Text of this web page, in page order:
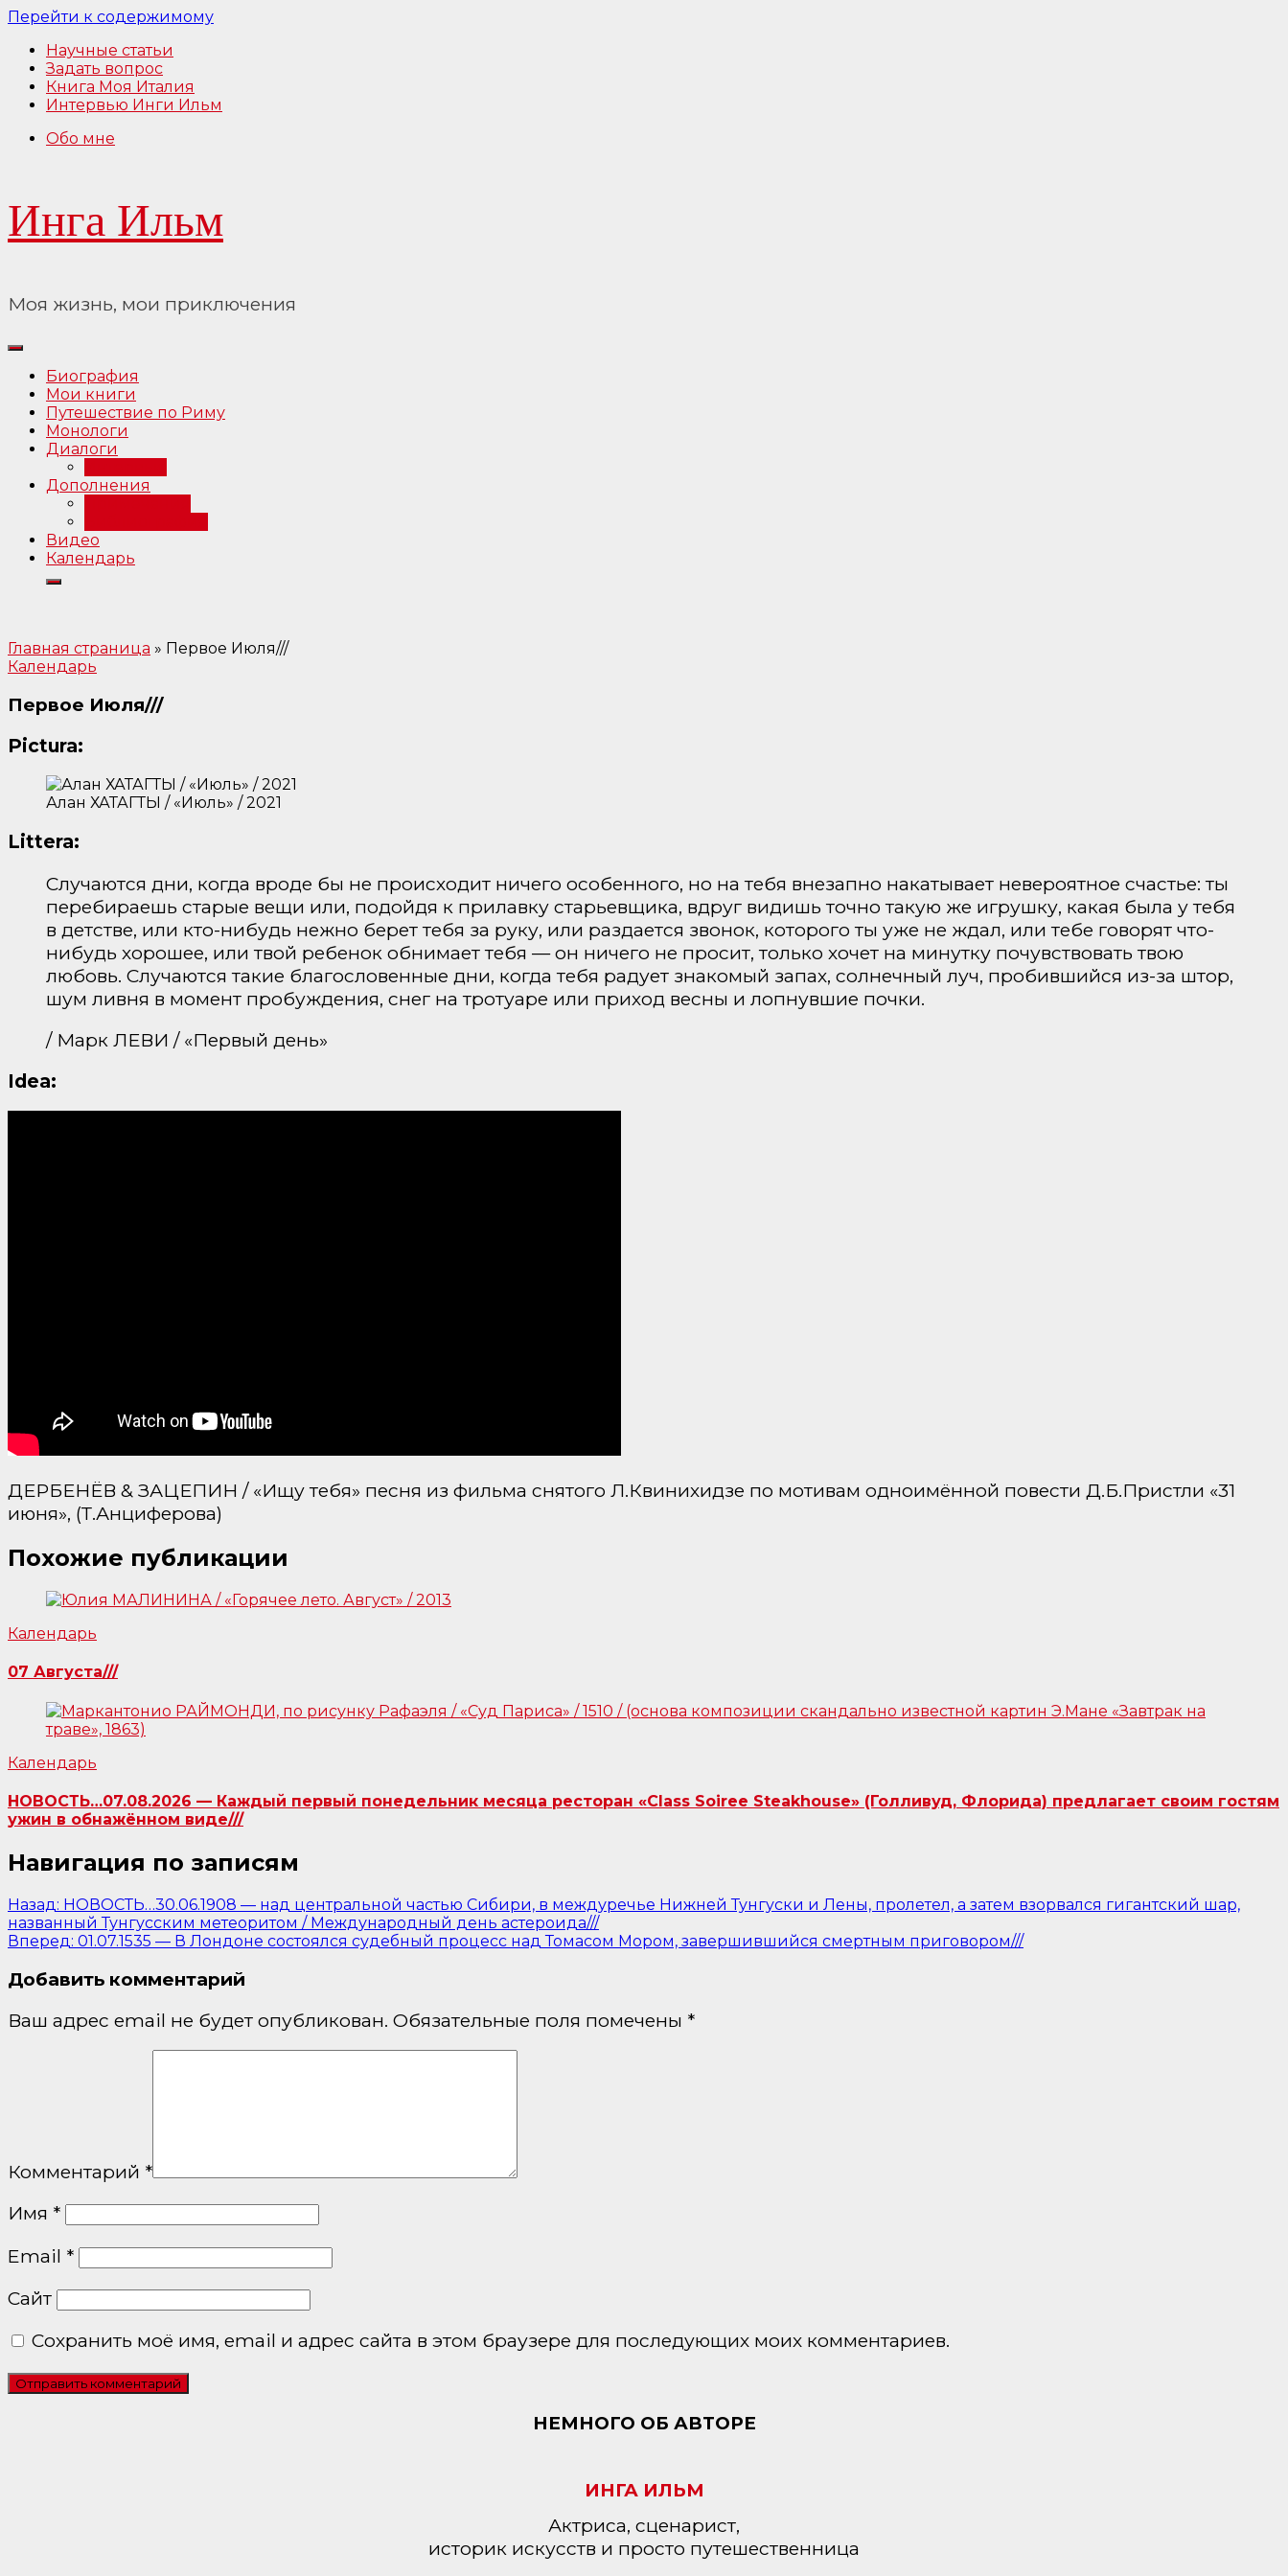
Перейти к содержимому
Научные статьи
Задать вопрос
Книга Моя Италия
Интервью Инги Ильм
Обо мне
Инга Ильм
Моя жизнь, мои приключения
Биография
Мои книги
Путешествие по Риму
Монологи
Диалоги
Дополнения
Видео
Календарь
Главная страница » Первое Июля///
Календарь
Первое Июля///
Pictura:
Алан ХАТАГТЫ / «Июль» / 2021
Littera:
Случаются дни, когда вроде бы не происходит ничего особенного, но на тебя внезапно накатывает невероятное счастье: ты
перебираешь старые вещи или, подойдя к прилавку старьевщика, вдруг видишь точно такую же игрушку, какая была у тебя
в детстве, или кто-нибудь нежно берет тебя за руку, или раздается звонок, которого ты уже не ждал, или тебе говорят что-
нибудь хорошее, или твой ребенок обнимает тебя — он ничего не просит, только хочет на минутку почувствовать твою
любовь. Случаются такие благословенные дни, когда тебя радует знакомый запах, солнечный луч, пробившийся из-за штор,
шум ливня в момент пробуждения, снег на тротуаре или приход весны и лопнувшие почки.
/ Марк ЛЕВИ / «Первый день»
Idea:
ДЕРБЕНЁВ & ЗАЦЕПИН / «Ищу тебя» песня из фильма снятого Л.Квинихидзе по мотивам одноимённой повести Д.Б.Пристли «31
июня», (Т.Анциферова)
Похожие публикации
Календарь
07 Августа///
Календарь
НОВОСТЬ…07.08.2026 — Каждый первый понедельник месяца ресторан «Class Soiree Steakhouse» (Голливуд, Флорида) предлагает своим гостям
ужин в обнажённом виде///
Навигация по записям
Назад: НОВОСТЬ…30.06.1908 — над центральной частью Сибири, в междуречье Нижней Тунгуски и Лены, пролетел, а затем взорвался гигантский шар,
названный Тунгусским метеоритом / Международный день астероида///
Вперед: 01.07.1535 — В Лондоне состоялся судебный процесс над Томасом Мором, завершившийся смертным приговором///
Добавить комментарий
Ваш адрес email не будет опубликован. Обязательные поля помечены *
Комментарий *
Имя *
Email *
Сайт
Сохранить моё имя, email и адрес сайта в этом браузере для последующих моих комментариев.
НЕМНОГО ОБ АВТОРЕ
ИНГА ИЛЬМ
Актриса, сценарист,
историк искусств и просто путешественница